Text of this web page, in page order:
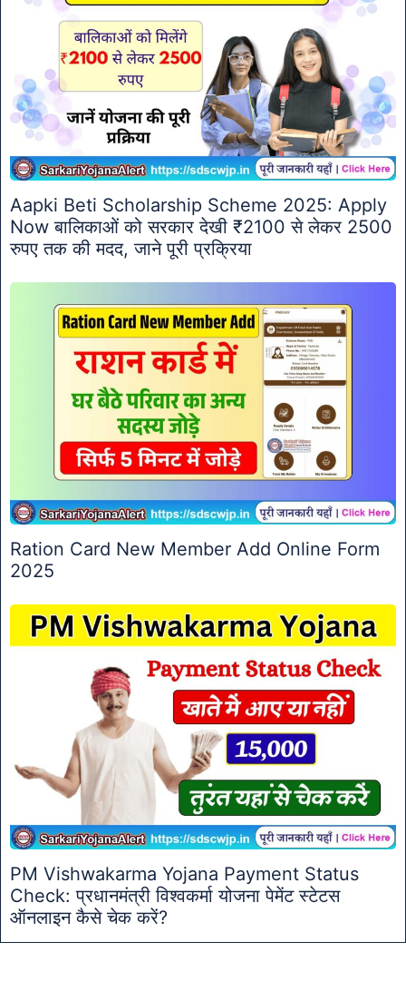
Aapki Beti Scholarship Scheme 2025: Apply
Now बालिकाओं को सरकार देखी ₹2100 से लेकर 2500
रुपए तक की मदद, जाने पूरी प्रक्रिया
Ration Card New Member Add Online Form
2025
PM Vishwakarma Yojana Payment Status
Check: प्रधानमंत्री विश्वकर्मा योजना पेमेंट स्टेटस
ऑनलाइन कैसे चेक करें?